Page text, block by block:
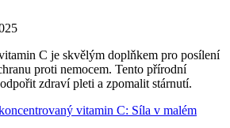
C je skvělým doplňkem pro posílení
proti nemocem. Tento přírodní
zdraví pleti a zpomalit stárnutí.
vitamin C: Síla v malém